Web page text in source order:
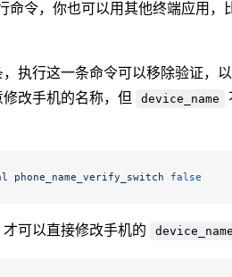
命令，你也可以用其他终端应用，
执行这一条命令可以移除验证，
改手机的名称，但
device_name
phone_name_verify_switch false
可以直接修改手机的